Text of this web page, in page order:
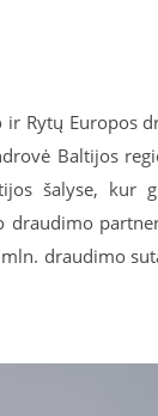
ir Rytų
Baltijos
šalyse, kur
draudimo